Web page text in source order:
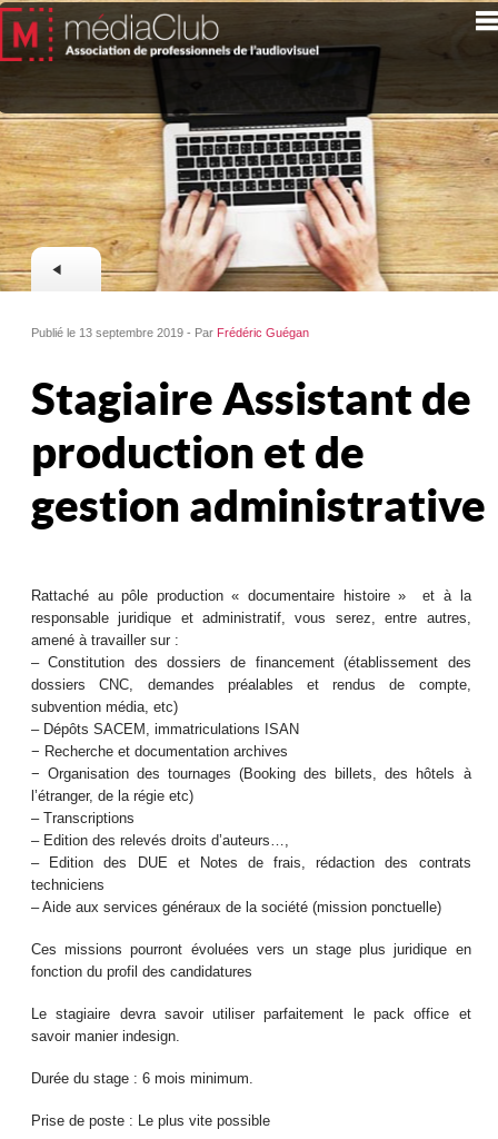
Publié le 13 septembre 2019 - Par Frédéric Guégan
Stagiaire Assistant de
production et de
gestion administrative
Rattaché au pôle production « documentaire histoire » et à la
responsable juridique et administratif, vous serez, entre autres,
amené à travailler sur :
– Constitution des dossiers de financement (établissement des
dossiers CNC, demandes préalables et rendus de compte,
subvention média, etc)
– Dépôts SACEM, immatriculations ISAN
− Recherche et documentation archives
− Organisation des tournages (Booking des billets, des hôtels à
l’étranger, de la régie etc)
– Transcriptions
– Edition des relevés droits d’auteurs…,
– Edition des DUE et Notes de frais, rédaction des contrats
techniciens
– Aide aux services généraux de la société (mission ponctuelle)
Ces missions pourront évoluées vers un stage plus juridique en
fonction du profil des candidatures
Le stagiaire devra savoir utiliser parfaitement le pack office et
savoir manier indesign.
Durée du stage : 6 mois minimum.
Prise de poste : Le plus vite possible